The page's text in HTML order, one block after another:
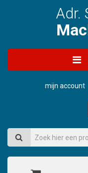
Adr.
mijn account